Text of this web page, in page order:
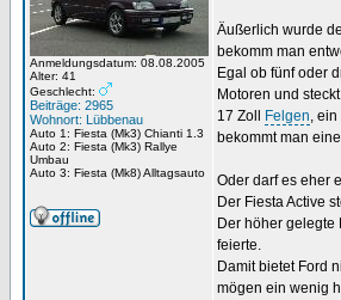
Anmeldungsdatum: 08.08.2005
Alter: 41
Geschlecht:
Beiträge: 2965
Wohnort: Lübbenau
Auto 1: Fiesta (Mk3) Chianti 1.3
Auto 2: Fiesta (Mk3) Rallye
Umbau
Auto 3: Fiesta (Mk8) Alltagsauto
Äußerlich wurde
bekomm man
Egal ob fünf oder
Motoren und
17 Zoll
Felgen,
bekommt man
Oder darf es eher
Der Fiesta Active
Der höher gelegte
feierte.
Damit bietet Ford
mögen ein wenig